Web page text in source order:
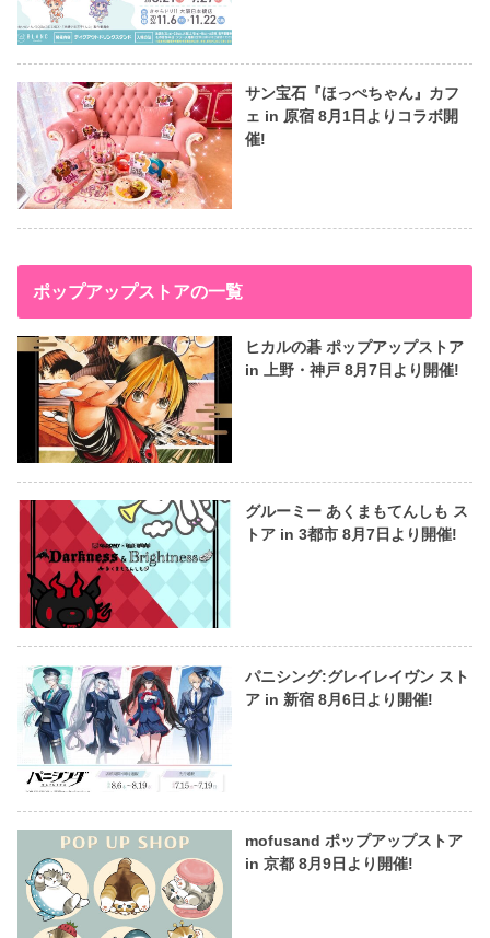
サン宝石『ほっぺちゃん』カフ
ェ in 原宿 8月1日よりコラボ開
催!
ポップアップストアの一覧
ヒカルの碁 ポップアップストア
in 上野・神戸 8月7日より開催!
グルーミー あくまもてんしも ス
トア in 3都市 8月7日より開催!
パニシング:グレイレイヴン スト
ア in 新宿 8月6日より開催!
mofusand ポップアップストア
in 京都 8月9日より開催!